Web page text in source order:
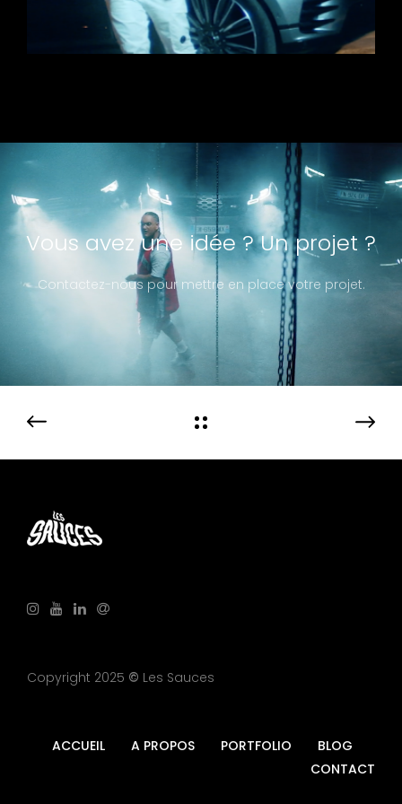
Vous avez une idée ? Un projet ?
Contactez-nous pour mettre en place votre projet.
Copyright 2025 © Les Sauces
ACCUEIL A PROPOS PORTFOLIO
BLOG
CONTACT